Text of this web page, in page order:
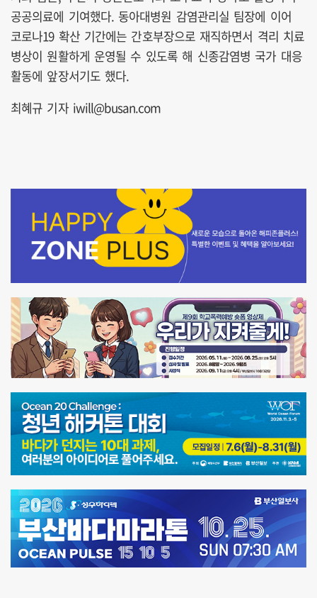
공공의료에 기여했다. 동아대병원 감염관리실 팀장에 이어
코로나19 확산 기간에는 간호부장으로 재직하면서 격리 치료
병상이 원활하게 운영될 수 있도록 해 신종감염병 국가 대응
활동에 앞장서기도 했다.
최혜규 기자 iwill@busan.com